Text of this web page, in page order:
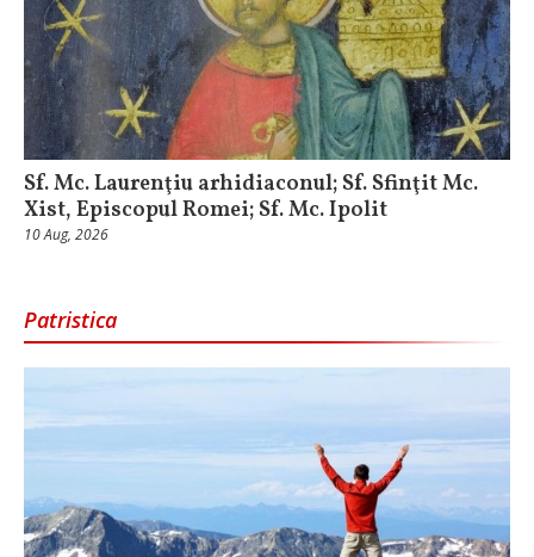
Sf. Mc. Laurenţiu arhidiaconul; Sf. Sfinţit Mc.
Xist, Episcopul Romei; Sf. Mc. Ipolit
10 Aug, 2026
Patristica